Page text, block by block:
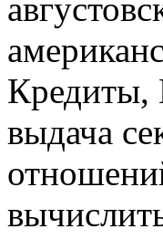
Кредиты,
выдача